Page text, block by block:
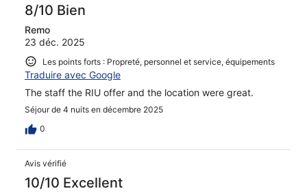
8/10 Bien
Remo
23 déc. 2025
Les points forts : Propreté, personnel et service, équipements
Traduire avec Google
The staff the RIU offer and the location were great.
Séjour de 4 nuits en décembre 2025
0
Avis vérifié
10/10 Excellent